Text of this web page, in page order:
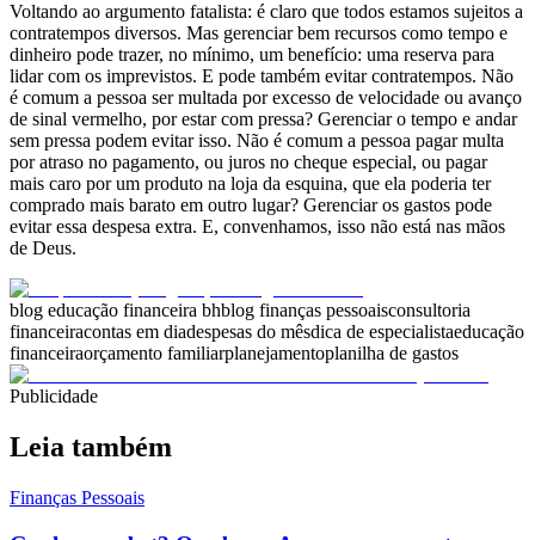
Voltando ao argumento fatalista: é claro que todos estamos sujeitos a
contratempos diversos. Mas gerenciar bem recursos como tempo e
dinheiro pode trazer, no mínimo, um benefício: uma reserva para
lidar com os imprevistos. E pode também evitar contratempos. Não
é comum a pessoa ser multada por excesso de velocidade ou avanço
de sinal vermelho, por estar com pressa? Gerenciar o tempo e andar
sem pressa podem evitar isso. Não é comum a pessoa pagar multa
por atraso no pagamento, ou juros no cheque especial, ou pagar
mais caro por um produto na loja da esquina, que ela poderia ter
comprado mais barato em outro lugar? Gerenciar os gastos pode
evitar essa despesa extra. E, convenhamos, isso não está nas mãos
de Deus.
blog educação financeira bhblog finanças pessoaisconsultoria
financeiracontas em diadespesas do mêsdica de especialistaeducação
financeiraorçamento familiarplanejamentoplanilha de gastos
Publicidade
Leia também
Finanças Pessoais